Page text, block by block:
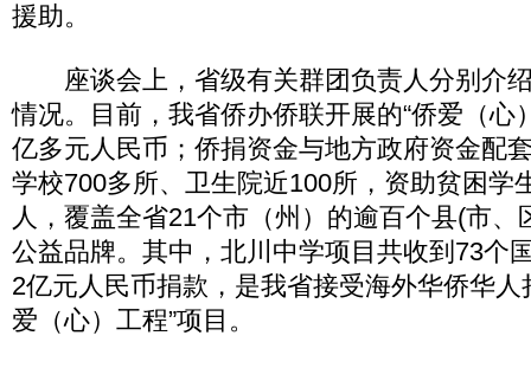
援助。
座谈会上，省级有关群团负责人分别介
情况。目前，我省侨办侨联开展的“侨爱（心
亿多元人民币；侨捐资金与地方政府资金配
学校700多所、卫生院近100所，资助贫困学
人，覆盖全省21个市（州）的逾百个县(市、
公益品牌。其中，北川中学项目共收到73个
2亿元人民币捐款，是我省接受海外华侨华人
爱（心）工程”项目。